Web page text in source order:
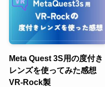
Meta Quest 3S用の度付き
レンズを使ってみた感想
VR-Rock製